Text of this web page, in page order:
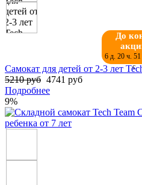
До
6 д. 20 ч.
с.
Cамокат для детей от 2-3 лет
5210 руб 4741 руб
Подробнее
9%